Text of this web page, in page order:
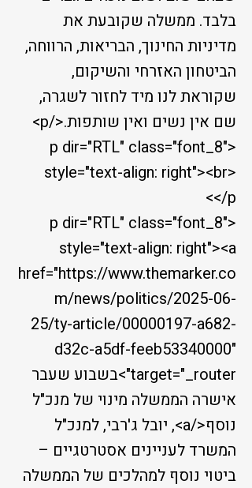
בלבד. ממשלה שקובעת את
מדיניות החינוך, הבריאות, הרווחה,
הביטחון האזרחי והשיקום,
שקוראת לנו מיד לחזור לשגרה,
שם אין נשים ואין שותפות.</p>
<p dir="RTL" class="font_8"
style="text-align: right"><br>
</p>
<p dir="RTL" class="font_8"
style="text-align: right"><a
href="https://www.themarker.co
m/news/politics/2025-06-
25/ty-article/00000197-a682-
d32c-a5df-feeb53340000"
target="_router">בשבוע שעבר
אישרה הממשלה מינוי של מנכ"ל
נוסף</a>, יובל ג'רבי, למנכ"ל
המשרד לעניינים אסטרטגיים –
ביטוי נוסף למהלכים של הממשלה